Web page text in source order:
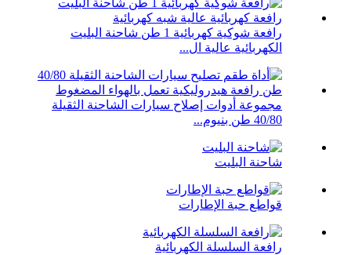
رافعة شوكية كهربائية 1 طن شاحنة البليت
الكهربائية عالية ال...
مجموعة أدوات إصلاح سيارات الشاحنة الثقيلة
40/80 طن بنيوم...
شاحنة البليت
قواطع حبة الإطارات
رافعة السلسلة الكهربائية